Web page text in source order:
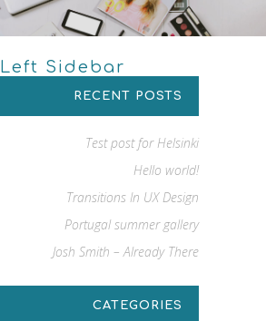
Left Sidebar
RECENT POSTS
Test post for Helsinki
Hello world!
Transitions In UX Design
Portugal summer gallery
Josh Smith – Already There
CATEGORIES